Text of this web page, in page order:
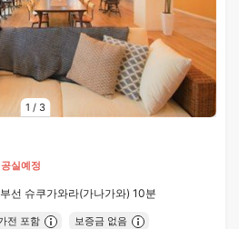
1 / 3
공실예정
부선 슈쿠가와라(가나가와) 10분
전 포함 보증금 없음